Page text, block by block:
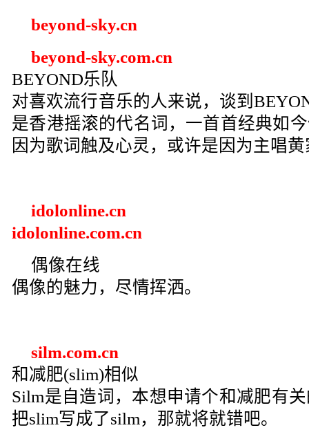
beyond-sky.cn
beyond-sky.com.cn
BEYOND乐队
对喜欢流行音乐的人来说，谈到
是香港摇滚的代名词，一首首经典如
因为歌词触及心灵，或许是因为主唱
idolonline.cn
idolonline.com.cn
偶像在线
偶像的魅力，尽情挥洒。
silm.com.cn
和减肥(slim)相似
Silm是自造词，本想申请个和减肥有
把slim写成了silm，那就将就错吧。